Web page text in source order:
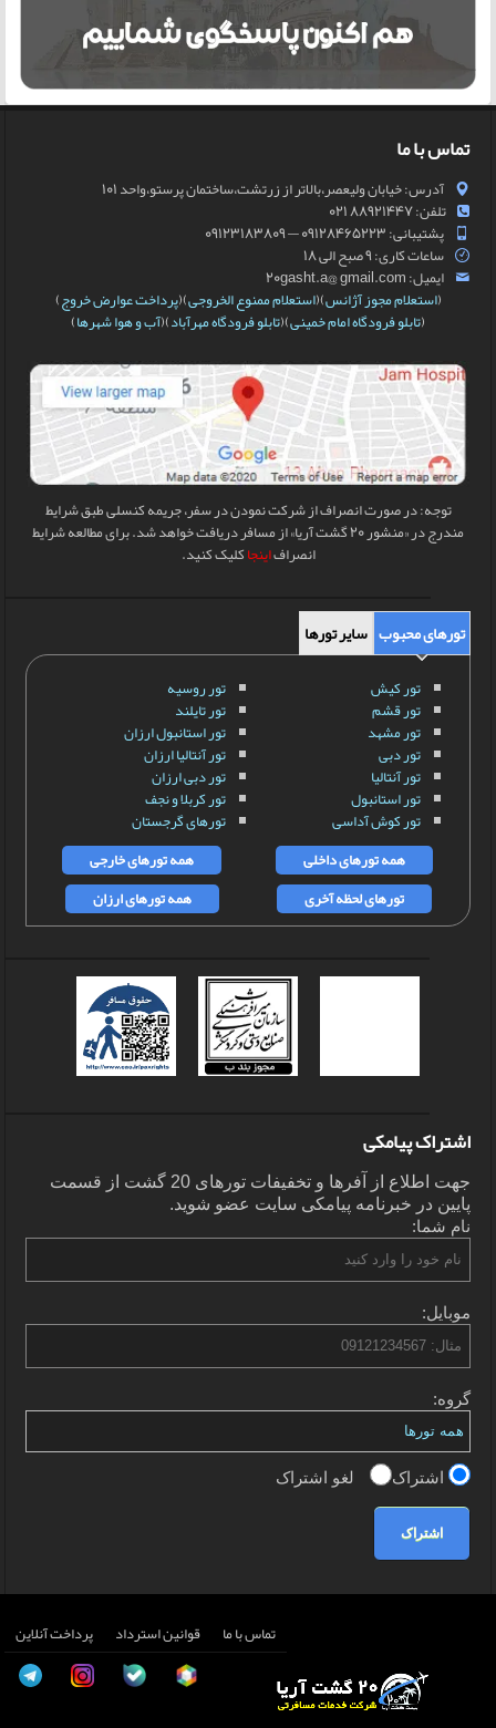
تماس با ما
آدرس: خیابان ولیعصر،بالاتر از زرتشت،ساختمان پرستو،واحد 101
تلفن: 88921447 021
پشتیبانی: 09128465223 — 09123183809
ساعات کاری: 9 صبح الی 18
ایمیل: 20gasht.a@ gmail.com
(استعلام مجوز آژانس)(استعلام ممنوع الخروجی)(پرداخت عوارض خروج)
(تابلو فرودگاه امام خمینی)(تابلو فرودگاه مهرآباد)(آب و هوا شهرها)
توجه: در صورت انصراف از شرکت نمودن در سفر، جریمه کنسلی طبق شرایط
مندرج در «منشور 20 گشت آریا» از مسافر دریافت خواهد شد. برای مطالعه شرایط
انصرافاینجاکلیک کنید.
تورهای محبوب سایر تورها
تور کیش
تور قشم
تور مشهد
تور دبی
تور آنتالیا
تور استانبول
تور کوش آداسی
تور روسیه
تور تایلند
تور استانبول ارزان
تور آنتالیا ارزان
تور دبی ارزان
تور کربلا و نجف
تورهای گرجستان
همه تورهای داخلی
همه تورهای خارجی
تورهای لحظه آخری
همه تورهای ارزان
اشتراک پیامکی
جهت اطلاع از آفرها و تخفیفات تورهای 20 گشت از قسمت
پایین در خبرنامه پیامکی سایت عضو شوید.
نام شما:
موبایل:
گروه:
اشتراک لغو اشتراک
اشتراک
تماس با ما قوانین استرداد پرداخت آنلاین